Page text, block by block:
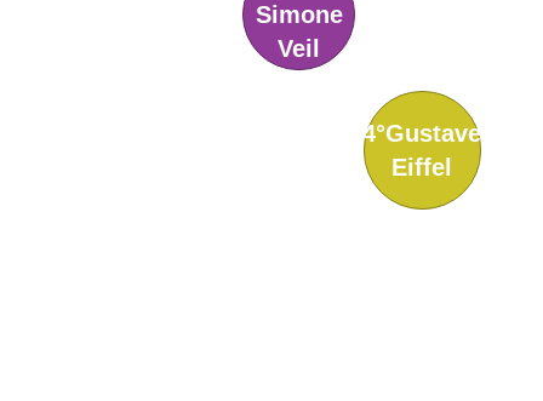
4°Gustave
Eiffel
Simone
Veil